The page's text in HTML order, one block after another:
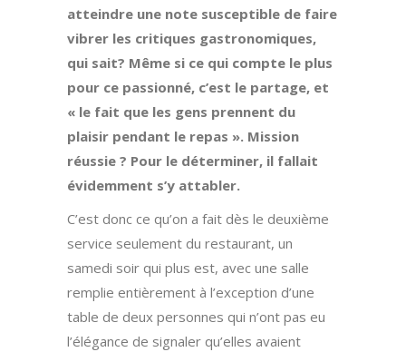
atteindre une note susceptible de faire
vibrer les critiques gastronomiques,
qui sait? Même si ce qui compte le plus
pour ce passionné, c’est le partage, et
« le fait que les gens prennent du
plaisir pendant le repas ». Mission
réussie ? Pour le déterminer, il fallait
évidemment s’y attabler.
C’est donc ce qu’on a fait dès le deuxième
service seulement du restaurant, un
samedi soir qui plus est, avec une salle
remplie entièrement à l’exception d’une
table de deux personnes qui n’ont pas eu
l’élégance de signaler qu’elles avaient